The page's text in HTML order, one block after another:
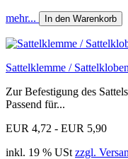
mehr... In den Warenkorb
Sattelklemme / Sattelkloben
Zur Befestigung des
Passend für...
EUR 4,72 - EUR 5,90
inkl. 19 % USt zzgl.